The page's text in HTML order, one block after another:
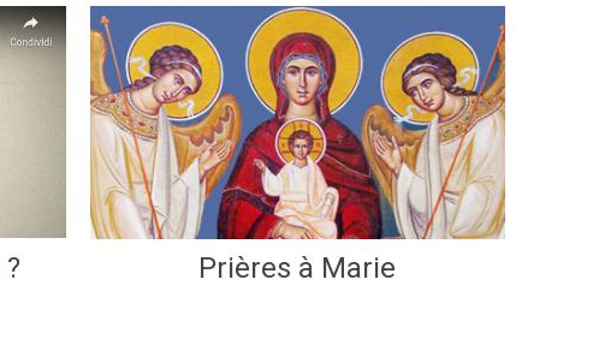
Prières à Marie